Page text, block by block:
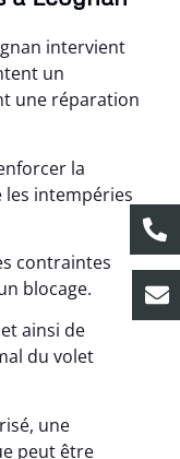
intervient
un
une réparation
la
intempéries
contraintes
blocage.
ainsi de
du volet
une
peut être